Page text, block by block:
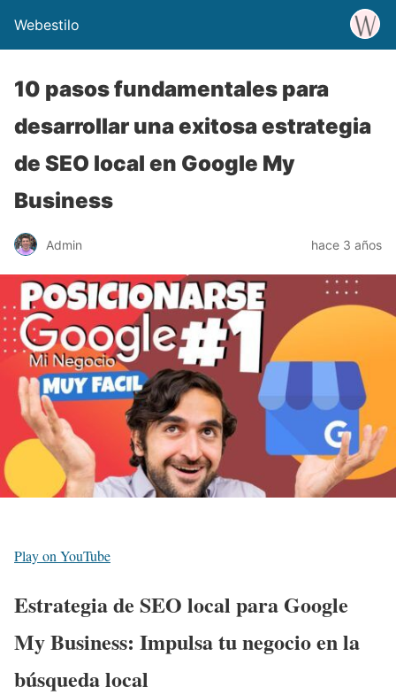
Webestilo
10 pasos fundamentales para
desarrollar una exitosa estrategia
de SEO local en Google My
Business
Admin hace 3 años
Play on YouTube
Estrategia de SEO local para Google
My Business: Impulsa tu negocio en la
búsqueda local